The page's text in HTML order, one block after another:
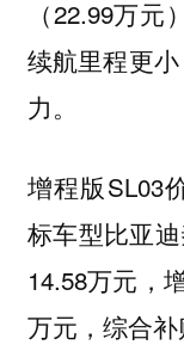
（22.99万
续航里程更
力。
增程版SL03
标车型比亚
14.58万元，
万元，综合补